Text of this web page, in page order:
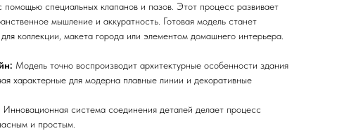
помощью специальных клапанов и пазов. Этот процесс развивает
мышление и аккуратность. Готовая модель станет
коллекции, макета города или элементом домашнего интерьера.
Модель точно воспроизводит архитектурные особенности здания
характерные для модерна плавные линии и декоративные
Инновационная система соединения деталей делает процесс
и простым.